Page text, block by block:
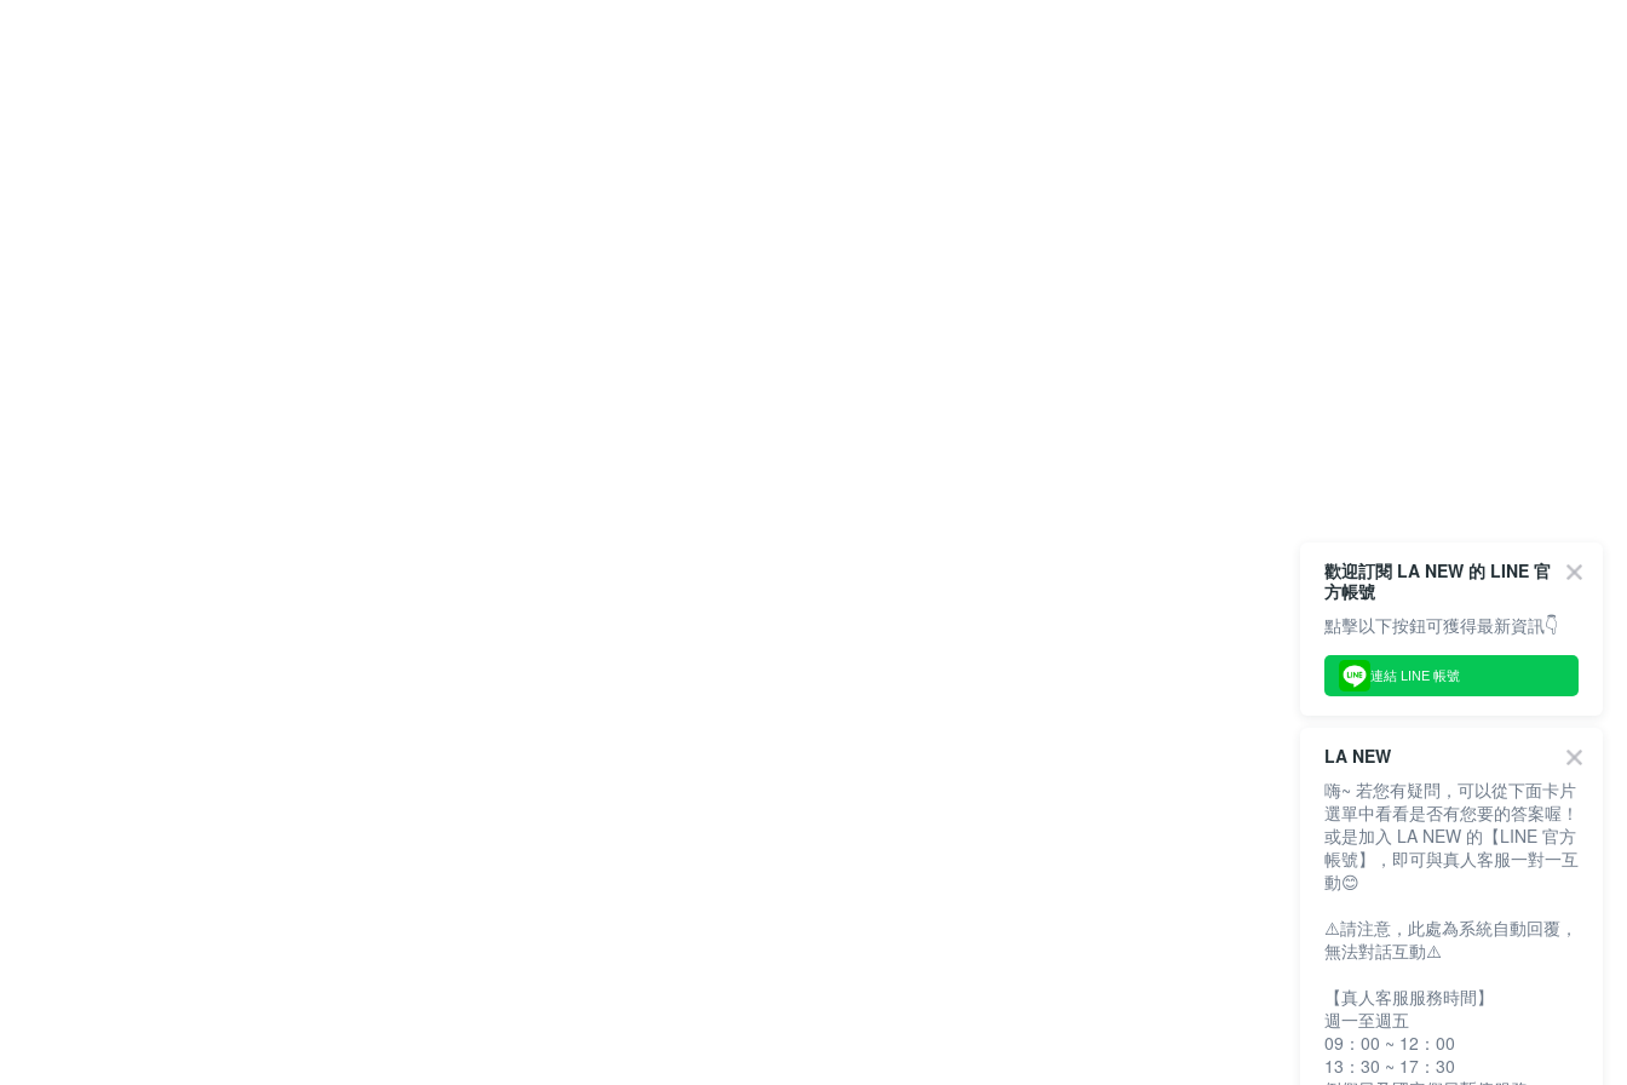
歡迎訂閱 LA NEW 的 LINE 官
方帳號
點擊以下按鈕可獲得最新資訊👇
連結 LINE 帳號
LA NEW
嗨~ 若您有疑問，可以從下面卡片
選單中看看是否有您要的答案喔！
或是加入 LA NEW 的【LINE 官方
帳號】，即可與真人客服一對一互
動😊
⚠️請注意，此處為系統自動回覆，
無法對話互動⚠️
【真人客服服務時間】
週一至週五
09：00 ~ 12：00
13：30 ~ 17：30